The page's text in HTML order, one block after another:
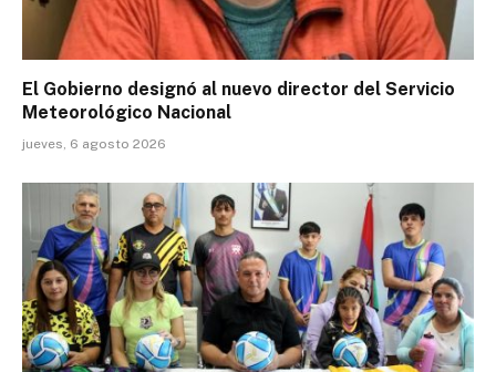
El Gobierno designó al nuevo director del Servicio
Meteorológico Nacional
jueves, 6 agosto 2026